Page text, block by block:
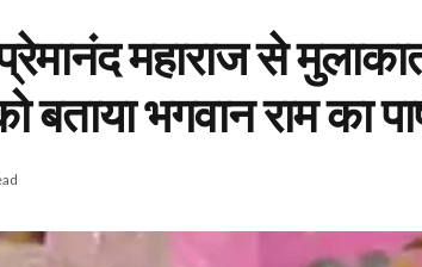
महाराज से
भगवान राम का